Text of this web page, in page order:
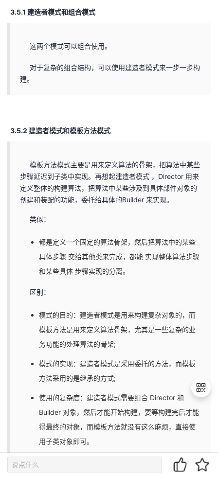
3.5.1 建造者模式和组合模式
这两个模式可以组合使用。
对于复杂的组合结构，可以使用建造者模式来一步一步构
建。
3.5.2 建造者模式和模板方法模式
模板方法模式主要是用来定义算法的骨架，把算法中某些
步骤延迟到子类中实现。再想起建造者模式 ，Director 用来
定义整体的构建算法，把算法中某些涉及到具体部件对象的
创建和装配的功能，委托给具体的Builder 来实现。
类似：
都是定义一个固定的算法骨架，然后把算法中的某些
具体步骤 交给其他类来完成，都能 实现整体算法步骤
和某些具体 步骤实现的分离。
区别：
模式的目的：建造者模式是用来构建复杂对象的，而
模板方法是用来定义算法骨架，尤其是一些复杂的业
务功能的处理算法的骨架;
模式的实现：建造者模式是采用委托的方法，而模板
方法采用的是继承的方式;
使用的复杂度：建造者模式需要组合 Director 和
Builder 对象，然后才能开始构建，要等构建完后才能
得最终的对象，而模板方法就没有这么麻烦，直接使
用子类对象即可。